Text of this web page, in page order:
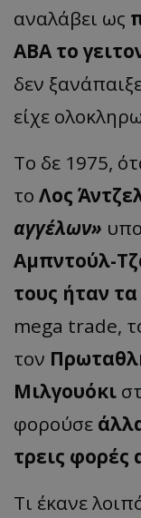
αναλάβει ως
ΑΒΑ το
δεν
είχε
Το δε 1975,
το Λος
αγγέλων»
Αμπντούλ-
τους ήταν
mega trade,
τον
Μιλγουόκι
φορούσε
τρεις φορές
Τι έκανε